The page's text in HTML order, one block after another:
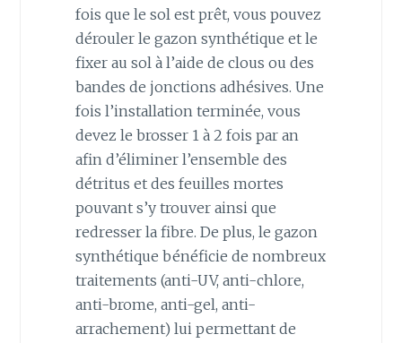
fois que le sol est prêt, vous pouvez
dérouler le gazon synthétique et le
fixer au sol à l’aide de clous ou des
bandes de jonctions adhésives. Une
fois l’installation terminée, vous
devez le brosser 1 à 2 fois par an
afin d’éliminer l’ensemble des
détritus et des feuilles mortes
pouvant s’y trouver ainsi que
redresser la fibre. De plus, le gazon
synthétique bénéficie de nombreux
traitements (anti-UV, anti-chlore,
anti-brome, anti-gel, anti-
arrachement) lui permettant de